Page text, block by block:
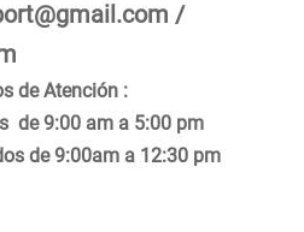
/
de Atención :
de 9:00 am a 5:00 pm
a 12:30 pm